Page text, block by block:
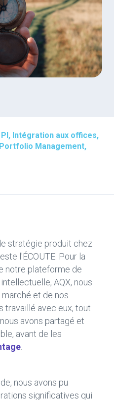
Intégration aux offices,
Management,
stratégie produit chez
l'ÉCOUTE. Pour la
notre plateforme de
AQX, nous
et de nos
travaillé avec eux, tout
avons partagé et
avant de les
nous avons pu
significatives qui